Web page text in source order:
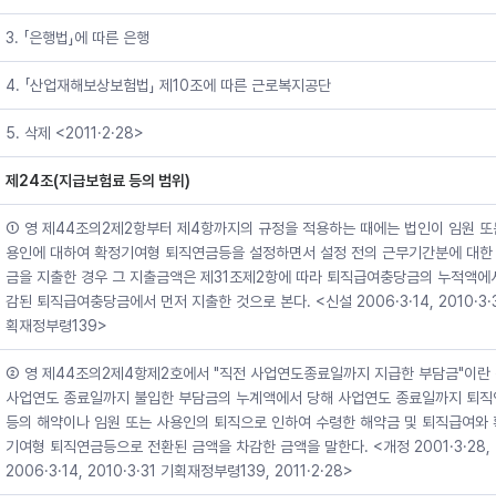
3. 「은행법」에 따른 은행
4. 「산업재해보상보험법」 제10조에 따른 근로복지공단
5. 삭제 <2011·2·28>
제24조(지급보험료 등의 범위)
① 영 제44조의2제2항부터 제4항까지의 규정을 적용하는 때에는 법인이 임원 또
용인에 대하여 확정기여형 퇴직연금등을 설정하면서 설정 전의 근무기간분에 대
금을 지출한 경우 그 지출금액은 제31조제2항에 따라 퇴직급여충당금의 누적액에
감된 퇴직급여충당금에서 먼저 지출한 것으로 본다. <신설 2006·3·14,
획재정부령139>
② 영 제44조의2제4항제2호에서 "직전 사업연도종료일까지 지급한 부담금"이란
사업연도 종료일까지 불입한 부담금의 누계액에서 당해 사업연도 종료일까지 퇴직
등의 해약이나 임원 또는 사용인의 퇴직으로 인하여 수령한 해약금 및 퇴직급여와
기여형 퇴직연금등으로 전환된 금액을 차감한 금액을 말한다. <개정 2001·3·28,
2006·3·14, 2010·3·31 기획재정부령139, 2011·2·28>